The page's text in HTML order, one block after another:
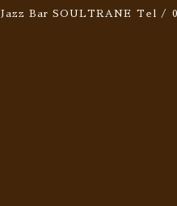
Jazz Bar SOULTRANE Tel /